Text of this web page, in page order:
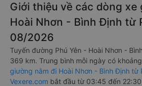
Giới thiệu về các dòng xe
Hoài Nhơn - Bình Định từ
08/2026
Tuyến đường Phú Yên - Hoài Nhơn -
369 km. Trung bình mỗi ngày có
giường nằm đi Hoài Nhơn - Bình Định từ
Vexere.com bắt đầu từ 03:45 đến